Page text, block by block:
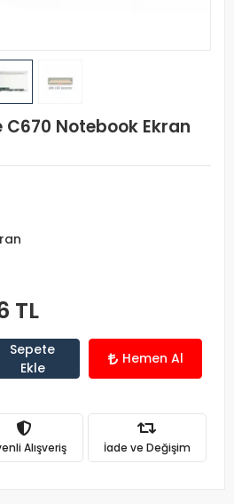
Notebook Ekran
TL
Sepete
Ekle
Hemen Al
Alışveriş İade ve Değişim